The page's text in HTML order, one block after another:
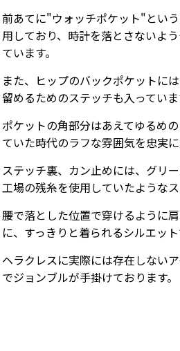
前あてに"ウォッチポケット"とい
用しており、時計を落とさないよ
ています。
また、ヒップのバックポケットに
留めるためのステッチも入っていま
ポケットの角部分はあえてゆるめ
ていた時代のラフな雰囲気を忠実に
ステッチ裏、カン止めには、グリ
工場の残糸を使用していたような
腰で落とした位置で穿けるように
に、すっきりと着られるシルエット
ヘラクレスに実際には存在しない
でジョンブルが手掛けております。